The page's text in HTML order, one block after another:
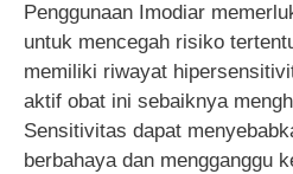
Penggunaan Imodiar
untuk mencegah risiko
memiliki riwayat
aktif obat ini sebaiknya
Sensitivitas dapat
berbahaya dan mengganggu